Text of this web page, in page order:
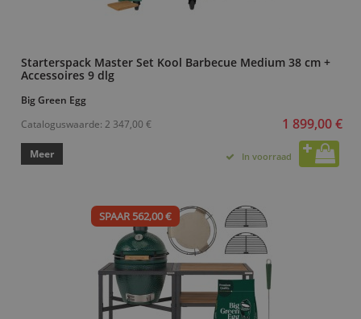
Starterspack Master Set Kool Barbecue Medium 38 cm +
Accessoires 9 dlg
Big Green Egg
Cataloguswaarde: 2 347,00 € 1 899,00 €
Meer In voorraad
SPAAR 562,00 €